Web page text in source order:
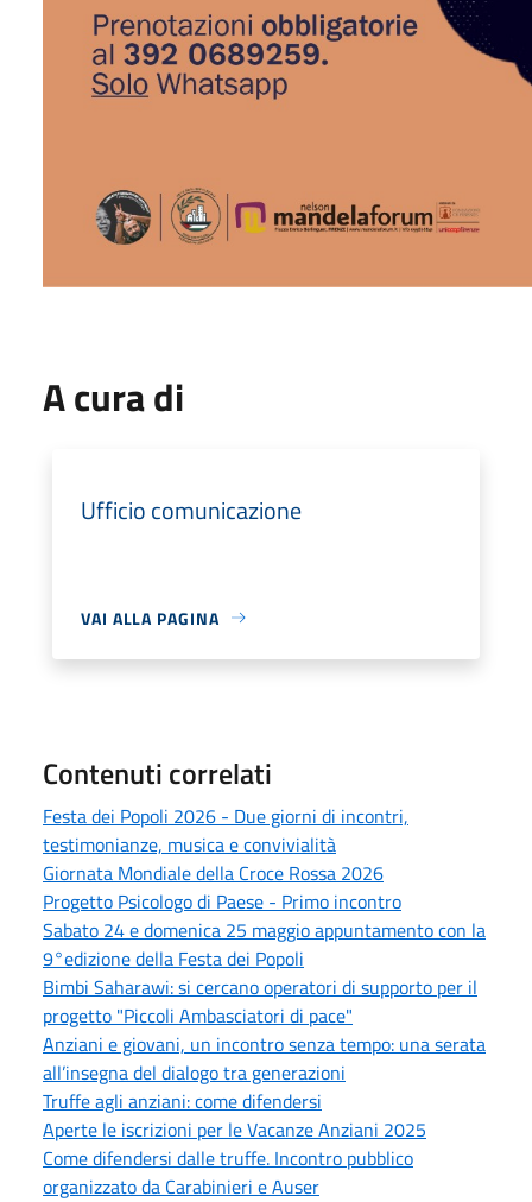
A cura di
Ufficio comunicazione
VAI ALLA PAGINA
Contenuti correlati
Festa dei Popoli 2026 - Due giorni di incontri,
testimonianze, musica e convivialità
Giornata Mondiale della Croce Rossa 2026
Progetto Psicologo di Paese - Primo incontro
Sabato 24 e domenica 25 maggio appuntamento con la
9°edizione della Festa dei Popoli
Bimbi Saharawi: si cercano operatori di supporto per il
progetto "Piccoli Ambasciatori di pace"
Anziani e giovani, un incontro senza tempo: una serata
all’insegna del dialogo tra generazioni
Truffe agli anziani: come difendersi
Aperte le iscrizioni per le Vacanze Anziani 2025
Come difendersi dalle truffe. Incontro pubblico
organizzato da Carabinieri e Auser